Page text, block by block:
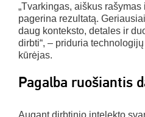
„Tvarkingas, aiškus
pagerina rezultatą.
daug konteksto, detales ir
dirbti“, – priduria
kūrėjas.
Pagalba ruošiantis
Augant dirbtinio intelekto